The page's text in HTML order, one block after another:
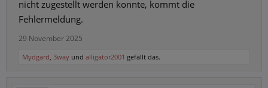
nicht zugestellt werden konnte, kommt die
Fehlermeldung.
29 November 2025
Mydgard, 3way und alligator2001 gefällt das.